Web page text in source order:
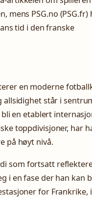
mens PSG.no (PSG.fr)
tid i den franske
en moderne
står i
en etablert
toppdivisjoner, har
på høyt nivå.
som fortsatt
i en fase der han kan
for Frankrike,